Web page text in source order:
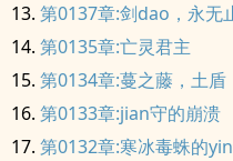
第0137章:剑dao，永无
第0135章:亡灵君主
第0134章:蔓之藤，土盾
第0133章:jian守的崩溃
第0132章:寒冰毒蛛的